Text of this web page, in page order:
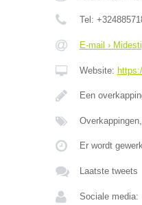
Tel:
E-mail › Midesti
Website:
Een
Er wordt
Laatste tweets
Sociale media: